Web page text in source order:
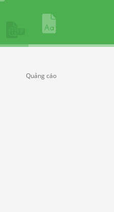
Quảng cáo